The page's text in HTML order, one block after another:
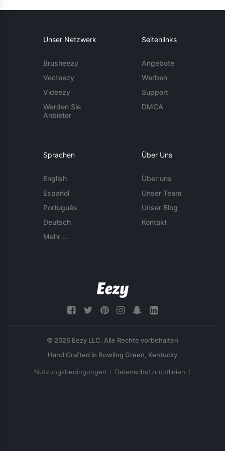
Unser Netzwerk
Brusheezy
Vecteezy
Videezy
Werden Sie
Anbieter
Seitenlinks
Angebote
Werben
Support
DMCA
Sprachen
English
Español
Português
Deutsch
Mehr ...
Über Uns
Über uns
Unser Team
Unser Blog
Kontakt
© 2026 Eezy LLC. Alle Rechte vorbehalten
Nutzungsbedingungen Datenschutzrichtlinien